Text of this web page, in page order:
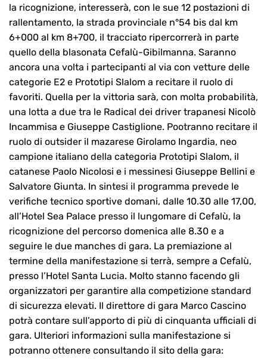
la ricognizione, interesserà, con le sue 12 postazioni di
rallentamento, la strada provinciale n°54 bis dal km
6+000 al km 8+700, il tracciato ripercorrerà in parte
quello della blasonata Cefalù-Gibilmanna. Saranno
ancora una volta i partecipanti al via con vetture delle
categorie E2 e Prototipi Slalom a recitare il ruolo di
favoriti. Quella per la vittoria sarà, con molta probabilità,
una lotta a due tra le Radical dei driver trapanesi Nicolò
Incammisa e Giuseppe Castiglione. Pootranno recitare il
ruolo di outsider il mazarese Girolamo Ingardia, neo
campione italiano della categoria Prototipi Slalom, il
catanese Paolo Nicolosi e i messinesi Giuseppe Bellini e
Salvatore Giunta. In sintesi il programma prevede le
verifiche tecnico sportive domani, dalle 10.30 alle 17,00,
all’Hotel Sea Palace presso il lungomare di Cefalù, la
ricognizione del percorso domenica alle 8.30 e a
seguire le due manches di gara. La premiazione al
termine della manifestazione si terrà, sempre a Cefalù,
presso l’Hotel Santa Lucia. Molto stanno facendo gli
organizzatori per garantire alla competizione standard
di sicurezza elevati. Il direttore di gara Marco Cascino
potrà contare sull’apporto di più di cinquanta ufficiali di
gara. Ulteriori informazioni sulla manifestazione si
potranno ottenere consultando il sito della gara: